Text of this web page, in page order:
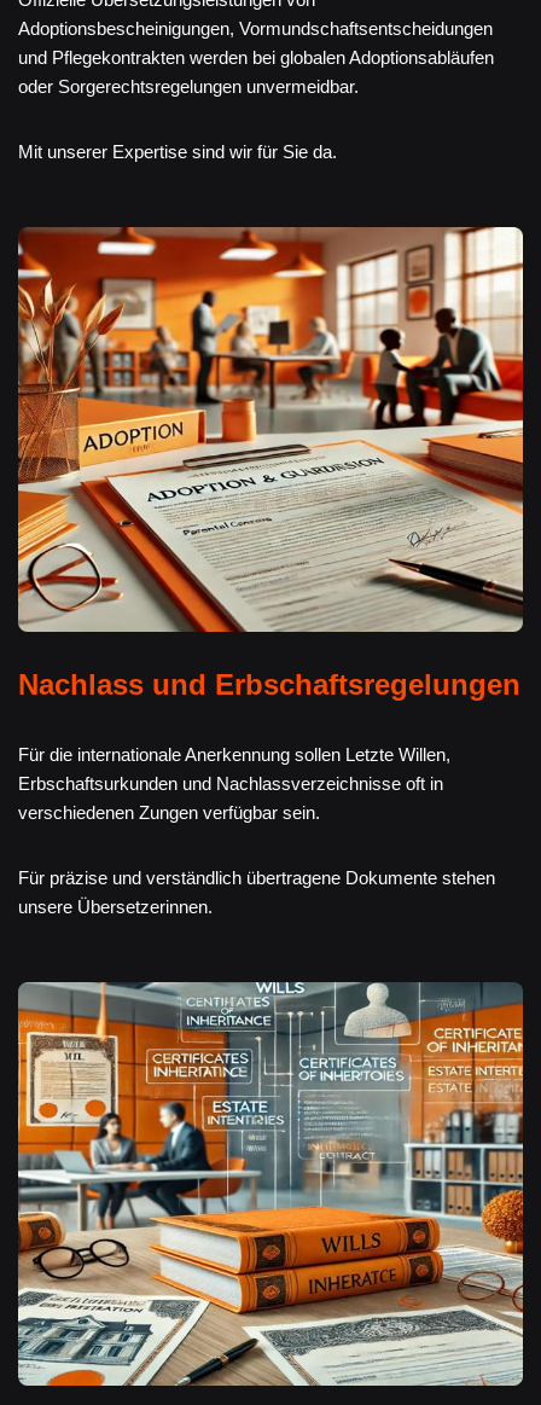
Adoptionsbescheinigungen, Vormundschaftsentscheidungen
und Pflegekontrakten werden bei globalen Adoptionsabläufen
oder Sorgerechtsregelungen unvermeidbar.
Mit unserer Expertise sind wir für Sie da.
Nachlass und Erbschaftsregelungen
Für die internationale Anerkennung sollen Letzte Willen,
Erbschaftsurkunden und Nachlassverzeichnisse oft in
verschiedenen Zungen verfügbar sein.
Für präzise und verständlich übertragene Dokumente stehen
unsere Übersetzerinnen.